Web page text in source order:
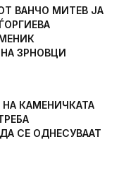
ВАНЧО МИТЕВ ЈА
ЗРНОВЦИ
КАМЕНИЧКАТА
СЕ ОДНЕСУВААТ